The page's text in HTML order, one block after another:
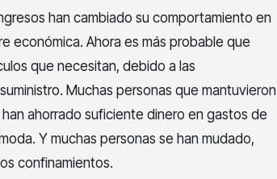
han cambiado su comportamiento en
económica. Ahora es más probable que
que necesitan, debido a las
Muchas personas que mantuvieron
ahorrado suficiente dinero en gastos de
Y muchas personas se han mudado,
confinamientos.